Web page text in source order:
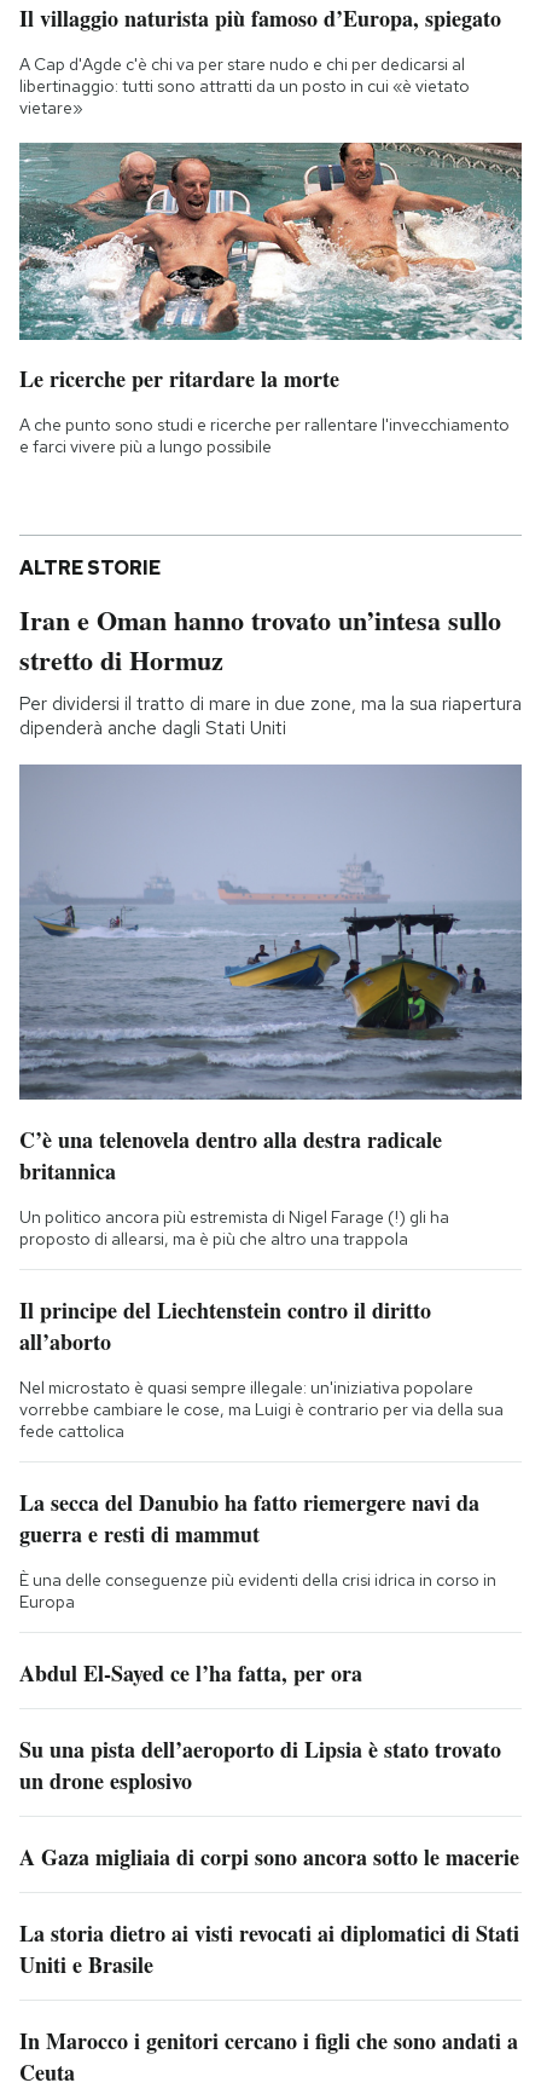
Il villaggio naturista più famoso d’Europa, spiegato
A Cap d'Agde c'è chi va per stare nudo e chi per dedicarsi al
libertinaggio: tutti sono attratti da un posto in cui «è vietato
vietare»
Le ricerche per ritardare la morte
A che punto sono studi e ricerche per rallentare l'invecchiamento
e farci vivere più a lungo possibile
ALTRE STORIE
Iran e Oman hanno trovato un’intesa sullo
stretto di Hormuz
Per dividersi il tratto di mare in due zone, ma la sua riapertura
dipenderà anche dagli Stati Uniti
C’è una telenovela dentro alla destra radicale
britannica
Un politico ancora più estremista di Nigel Farage (!) gli ha
proposto di allearsi, ma è più che altro una trappola
Il principe del Liechtenstein contro il diritto
all’aborto
Nel microstato è quasi sempre illegale: un'iniziativa popolare
vorrebbe cambiare le cose, ma Luigi è contrario per via della sua
fede cattolica
La secca del Danubio ha fatto riemergere navi da
guerra e resti di mammut
È una delle conseguenze più evidenti della crisi idrica in corso in
Europa
Abdul El-Sayed ce l’ha fatta, per ora
Su una pista dell’aeroporto di Lipsia è stato trovato
un drone esplosivo
A Gaza migliaia di corpi sono ancora sotto le macerie
La storia dietro ai visti revocati ai diplomatici di Stati
Uniti e Brasile
In Marocco i genitori cercano i figli che sono andati a
Ceuta